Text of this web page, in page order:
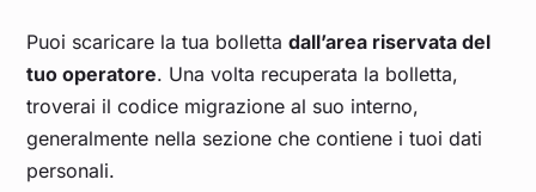
Puoi scaricare la tua bollettadall’area riservata del
tuo operatore. Una volta recuperata la bolletta,
troverai il codice migrazione al suo interno,
generalmente nella sezione che contiene i tuoi dati
personali.